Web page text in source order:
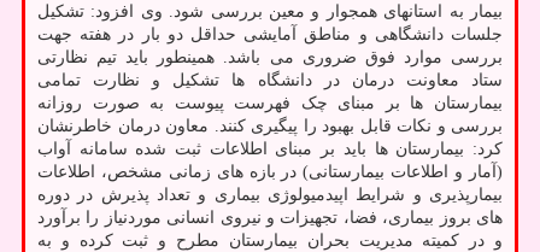
بیمار به استانهای همجوار و معین بررسی شود. وی افزود: تشکیل
جلسات دانشگاهی و مناطق آمایشی حداقل دو بار در هفته جهت
بررسی موارد فوق ضروری می باشد. همینطور باید تیم نظارتی
ستاد معاونت درمان در دانشگاه ها تشکیل و نظارت تمامی
بیمارستان ها بر مبنای چک فهرست پیوست به صورت روزانه
بررسی و نکات قابل بهبود را پیگیری کنند. معاون درمان خاطرنشان
کرد: بیمارستان ها باید بر مبنای اطلاعات ثبت شده سامانه آواب
(آمار و اطلاعات بیمارستانی) در بازه های زمانی مشخص، اطلاعات
بیمارپذیری و شرایط اپیدمیولوژی بیماری و تعداد پذیرش در دوره
های بروز بیماری، فضا، تجهیزات و نیروی انسانی موردنیاز را برآورد
و در کمیته مدیریت بحران بیمارستان مطرح و ثبت کرده و به